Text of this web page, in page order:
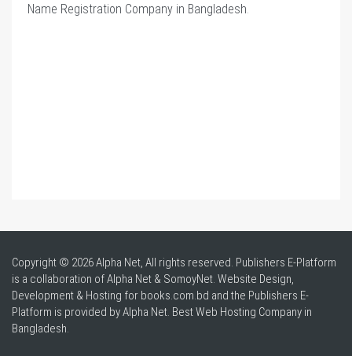
Name Registration Company in Bangladesh
Copyright © 2026 Alpha Net, All rights reserved. Publishers E-Platform
is a collaboration of Alpha Net & SomoyNet. Website Design,
Development & Hosting for books.com.bd and the Publishers E-
Platform is provided by Alpha Net. BestWeb Hosting Company in
Bangladesh.